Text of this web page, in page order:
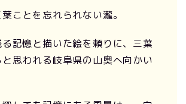
ことを忘れられない瀧。
記憶と描いた絵を頼りに、三葉
思われる岐阜県の山奥へ向かい